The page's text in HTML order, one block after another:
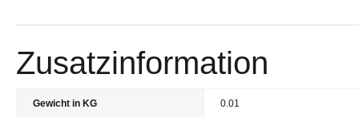
Zusatzinformation
Gewicht in KG 0.01